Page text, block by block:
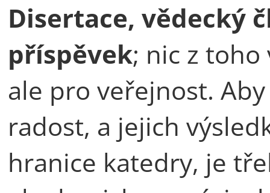
Disertace, vědecký
příspěvek; nic z
ale pro veřejnost.
radost, a jejich
hranice katedry, je